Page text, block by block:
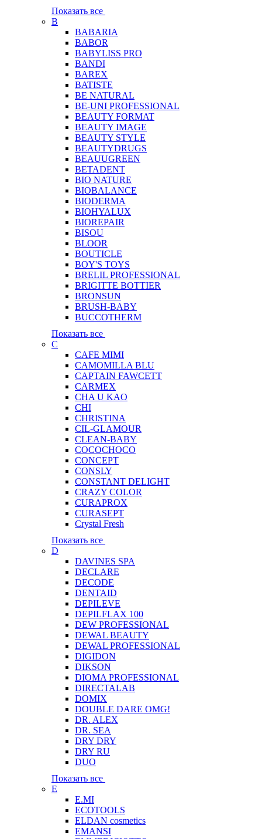
Показать все
B
BABARIA
BABOR
BABYLISS PRO
BANDI
BAREX
BATISTE
BE NATURAL
BE-UNI PROFESSIONAL
BEAUTY FORMAT
BEAUTY IMAGE
BEAUTY STYLE
BEAUTYDRUGS
BEAUUGREEN
BETADENT
BIO NATURE
BIOBALANCE
BIODERMA
BIOHYALUX
BIOREPAIR
BISOU
BLOOR
BOUTICLE
BOY'S TOYS
BRELIL PROFESSIONAL
BRIGITTE BOTTIER
BRONSUN
BRUSH-BABY
BUCCOTHERM
Показать все
C
CAFE MIMI
CAMOMILLA BLU
CAPTAIN FAWCETT
CARMEX
CHA U KAO
CHI
CHRISTINA
CIL-GLAMOUR
CLEAN-BABY
COCOCHOCO
CONCEPT
CONSLY
CONSTANT DELIGHT
CRAZY COLOR
CURAPROX
CURASEPT
Crystal Fresh
Показать все
D
DAVINES SPA
DECLARE
DECODE
DENTAID
DEPILEVE
DEPILFLAX 100
DEW PROFESSIONAL
DEWAL BEAUTY
DEWAL PROFESSIONAL
DIGIDON
DIKSON
DIOMA PROFESSIONAL
DIRECTALAB
DOMIX
DOUBLE DARE OMG!
DR. ALEX
DR. SEA
DRY DRY
DRY RU
DUO
Показать все
E
E.MI
ECOTOOLS
ELDAN cosmetics
EMANSI